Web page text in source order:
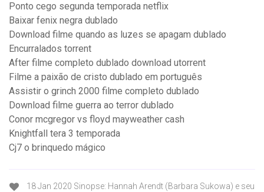
Ponto cego segunda temporada netflix
Baixar fenix negra dublado
Download filme quando as luzes se apagam dublado
Encurralados torrent
After filme completo dublado download utorrent
Filme a paixão de cristo dublado em português
Assistir o grinch 2000 filme completo dublado
Download filme guerra ao terror dublado
Conor mcgregor vs floyd mayweather cash
Knightfall tera 3 temporada
Cj7 o brinquedo mágico
18 Jan 2020 Sinopse: Hannah Arendt (Barbara Sukowa) e seu